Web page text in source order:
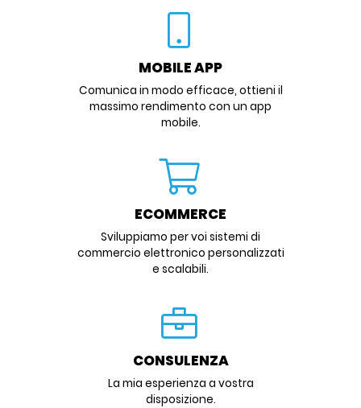
MOBILE APP
Comunica in modo efficace, ottieni il
massimo rendimento con un app
mobile.
ECOMMERCE
Sviluppiamo per voi sistemi di
commercio elettronico personalizzati
e scalabili.
CONSULENZA
La mia esperienza a vostra
disposizione.